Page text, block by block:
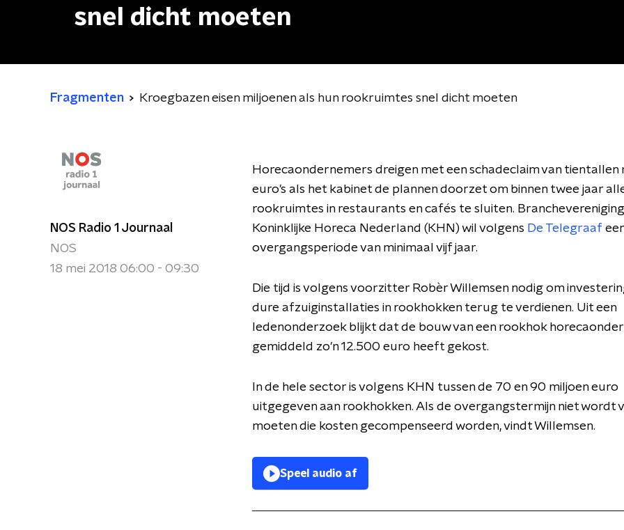
snel dicht moeten
Fragmenten Kroegbazen eisen miljoenen als hun rookruimtes snel dicht moeten
NOS Radio 1 Journaal
NOS
18 mei 2018 06:00 - 09:30
Horecaondernemers dreigen met een schadeclaim van tientallen
euro's als het kabinet de plannen doorzet om binnen twee jaar
rookruimtes in restaurants en cafés te sluiten. Branchevereniging
Koninklijke Horeca Nederland (KHN) wil volgens De Telegraaf
overgangsperiode van minimaal vijf jaar.
Die tijd is volgens voorzitter Robèr Willemsen nodig om
dure afzuiginstallaties in rookhokken terug te verdienen. Uit een
ledenonderzoek blijkt dat de bouw van een rookhok
gemiddeld zo'n 12.500 euro heeft gekost.
In de hele sector is volgens KHN tussen de 70 en 90 miljoen euro
uitgegeven aan rookhokken. Als de overgangstermijn niet wordt
moeten die kosten gecompenseerd worden, vindt Willemsen.
Speel audio af